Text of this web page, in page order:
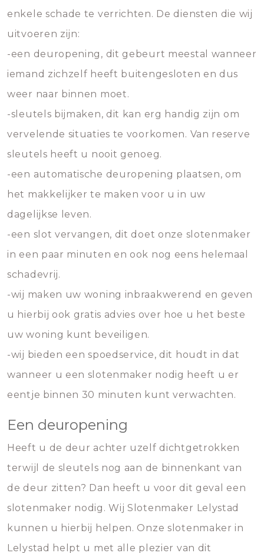
enkele schade te verrichten. De diensten die wij
uitvoeren zijn:
-een deuropening, dit gebeurt meestal wanneer
iemand zichzelf heeft buitengesloten en dus
weer naar binnen moet.
-sleutels bijmaken, dit kan erg handig zijn om
vervelende situaties te voorkomen. Van reserve
sleutels heeft u nooit genoeg.
-een automatische deuropening plaatsen, om
het makkelijker te maken voor u in uw
dagelijkse leven.
-een slot vervangen, dit doet onze slotenmaker
in een paar minuten en ook nog eens helemaal
schadevrij.
-wij maken uw woning inbraakwerend en geven
u hierbij ook gratis advies over hoe u het beste
uw woning kunt beveiligen.
-wij bieden een spoedservice, dit houdt in dat
wanneer u een slotenmaker nodig heeft u er
eentje binnen 30 minuten kunt verwachten.
Een deuropening
Heeft u de deur achter uzelf dichtgetrokken
terwijl de sleutels nog aan de binnenkant van
de deur zitten? Dan heeft u voor dit geval een
slotenmaker nodig. Wij Slotenmaker Lelystad
kunnen u hierbij helpen. Onze slotenmaker in
Lelystad helpt u met alle plezier van dit